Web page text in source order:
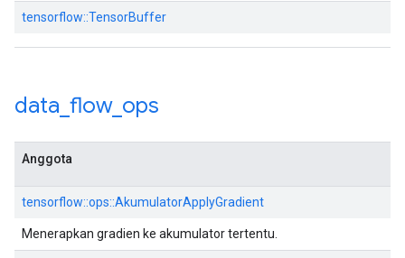
tensorflow::TensorBuffer
data flow_ ops
Anggota
tensorflow::ops::AkumulatorApplyGradient
Menerapkan gradien ke akumulator tertentu.